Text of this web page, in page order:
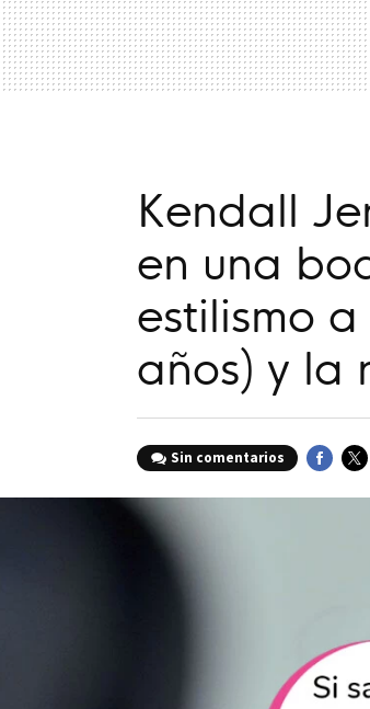
Kendall
en una
estilismo
años) y la
Sin comentarios